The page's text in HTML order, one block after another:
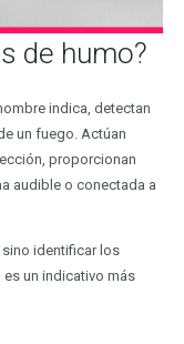
de humo?
indica, detectan
un fuego. Actúan
proporcionan
audible o conectada a
identificar los
un indicativo más